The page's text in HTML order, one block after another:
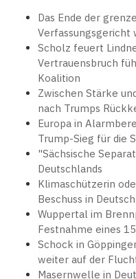
Das Ende der
Verfassungsgericht
Scholz feuert
Vertrauensbruch
Koalition
Zwischen Stärke
nach Trumps
Europa in
Trump-Sieg für die
"Sächsische
Deutschlands
Klimaschützerin
Beschuss in
Wuppertal im
Festnahme eines
Schock in
weiter auf der
Masernwelle in